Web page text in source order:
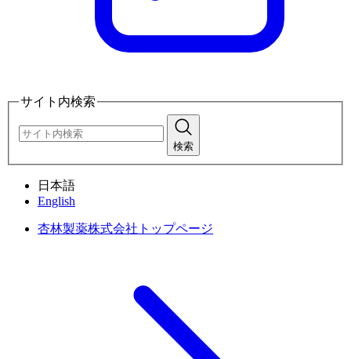
サイト内検索
検索
日本語
English
杏林製薬株式会社トップページ